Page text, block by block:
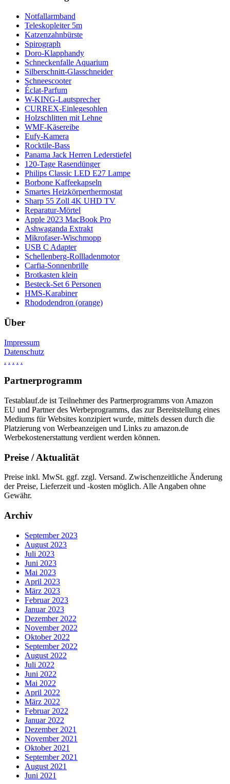
Notfallarmband
Teleskopleiter 5m
Katzenzahnbürste
Spirograph
Doro-Klapphandy
Schneckenfalle Aquarium
Silberschnitt-Glasschneider
Schneescooter
Éclat-Parfum
W-KING-Lautsprecher
CURREX-Einlegesohlen
Holzschlitten mit Lehne
WMF-Käsereibe
Eufy-Kamera
Rocktile-Bass
Panama Jack Herren Lederstiefel
120-Tage Rasendünger
Philips Classic LED E27 Lampe
Borbone Kaffeekapseln
Smartes Heizkörperthermostat
Sharp 55 Zoll 4K UHD TV
Reparatur-Mörtel
Apple 2023 MacBook Pro
Ashwaganda Extrakt
Mikrofaser-Wischmopp
USB C Adapter
Schellenberg-Rollladenmotor
Carfia-Sonnenbrille
Brotkasten klein
Besteck-Set 6 Personen
HMS-Karabiner
Rhododendron (orange)
Über
Impressum
Datenschutz
. . . . .
Partnerprogramm
Testablauf.de ist Teilnehmer des Partnerprogramms von Amazon
EU und Partner des Werbeprogramms, das zur Bereitstellung eines
Mediums für Websites konzipiert wurde, mittels dessen durch die
Platzierung von Werbeanzeigen und Links zu amazon.de
Werbekostenerstattung verdient werden können.
Preise / Aktualität
Preise inkl. MwSt. ggf. zzgl. Versand. Zwischenzeitliche Änderung
der Preise, Lieferzeit und -kosten möglich. Alle Angaben ohne
Gewähr.
Archiv
September 2023
August 2023
Juli 2023
Juni 2023
Mai 2023
April 2023
März 2023
Februar 2023
Januar 2023
Dezember 2022
November 2022
Oktober 2022
September 2022
August 2022
Juli 2022
Juni 2022
Mai 2022
April 2022
März 2022
Februar 2022
Januar 2022
Dezember 2021
November 2021
Oktober 2021
September 2021
August 2021
Juni 2021